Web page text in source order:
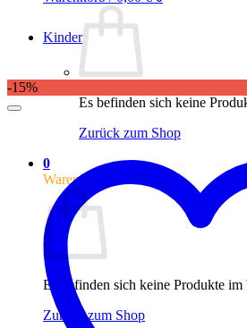
Es befinden sich keine
Zurück zum Shop
0
Warenkorb
Es befinden sich keine Produkte im
Zurück zum Shop
Kinder
-15%